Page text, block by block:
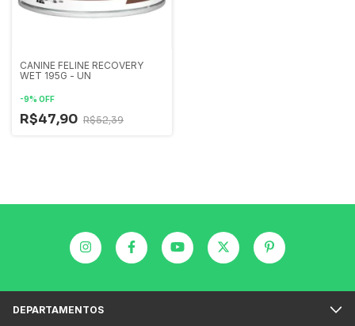
CANINE FELINE RECOVERY
WET 195G - UN
-9% OFF
R$47,90 R$52,39
DEPARTAMENTOS